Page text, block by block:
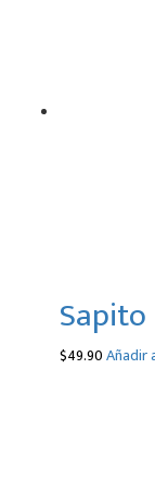
Sapito
$49.90Añadir